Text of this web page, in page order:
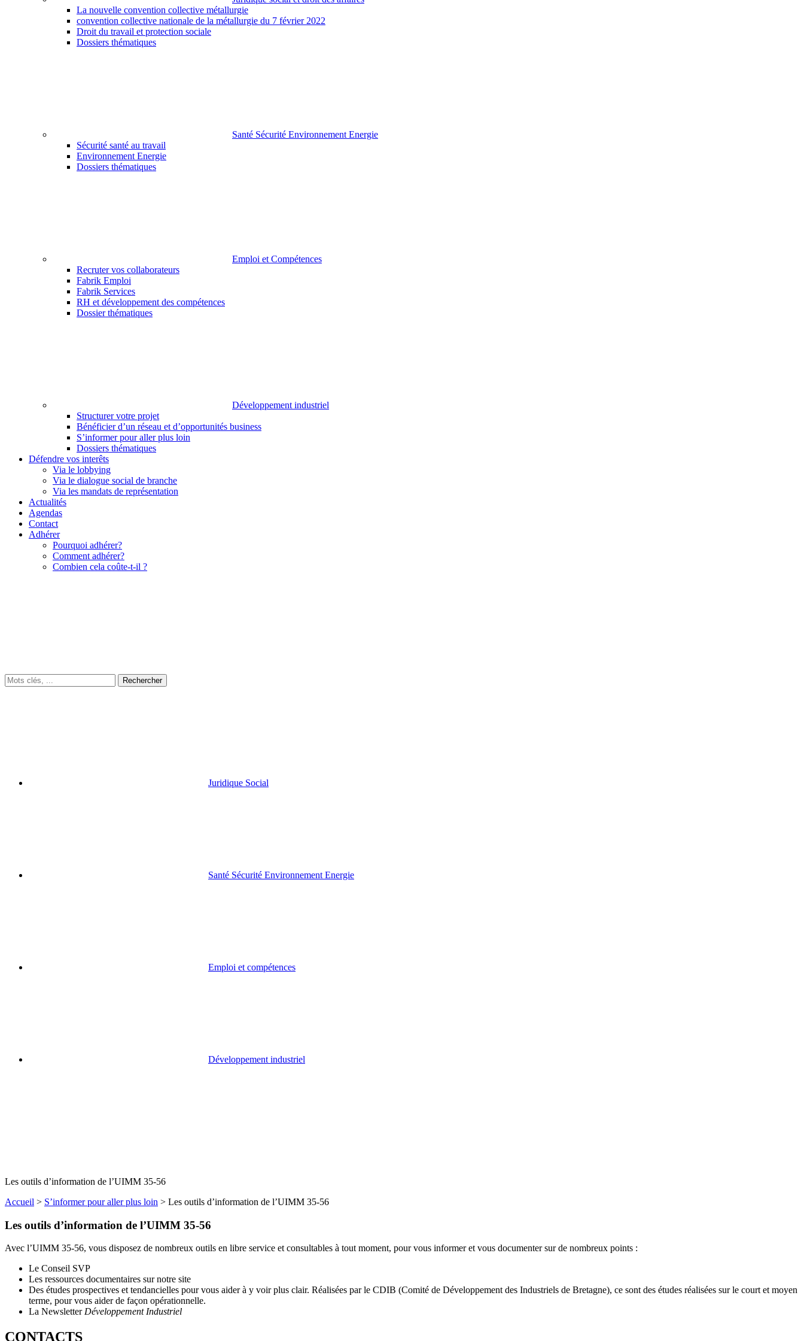
La nouvelle convention collective métallurgie
convention collective nationale de la métallurgie du 7 février 2022
Droit du travail et protection sociale
Dossiers thématiques
Santé Sécurité Environnement Energie
Sécurité santé au travail
Environnement Energie
Dossiers thématiques
Emploi et Compétences
Recruter vos collaborateurs
Fabrik Emploi
Fabrik Services
RH et développement des compétences
Dossier thématiques
Développement industriel
Structurer votre projet
Bénéficier d’un réseau et d’opportunités business
S’informer pour aller plus loin
Dossiers thématiques
Défendre vos interêts
Via le lobbying
Via le dialogue social de branche
Via les mandats de représentation
Actualités
Agendas
Contact
Adhérer
Pourquoi adhérer?
Comment adhérer?
Combien cela coûte-t-il ?
Juridique Social
Santé Sécurité Environnement Energie
Emploi et compétences
Développement industriel
Les outils d’information de l’UIMM 35-56
Accueil > S’informer pour aller plus loin > Les outils d’information de l’UIMM 35-56
Les outils d’information de l’UIMM 35-56
Avec l’UIMM 35-56, vous disposez de nombreux outils en libre service et consultables à tout moment, pour vous informer et vous documenter sur de nombreux points :
Le Conseil SVP
Les ressources documentaires sur notre site
Des études prospectives et tendancielles pour vous aider à y voir plus clair. Réalisées par le CDIB (Comité de Développement des Industriels de Bretagne), ce sont des études réalisées sur le court et moyen
terme, pour vous aider de façon opérationnelle.
La NewsletterDéveloppement Industriel
CONTACTS